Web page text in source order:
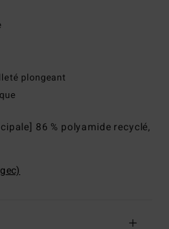
plongeant
86 % polyamide recyclé,